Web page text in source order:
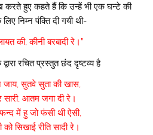
करते हुए कहते हैं कि उन्हें भी एक घन्टे की
निम्न पंक्ति दी गयी थी-
की, कीनी बरबादी रे।”
रचित प्रस्तुत छंद दृष्टव्य है
जाय, सुतवे सुता की खास,
सारी, आतम जगा दी रे।
में हु जो फंसी थी ऐसी,
सिखाई रीति सादी रे।